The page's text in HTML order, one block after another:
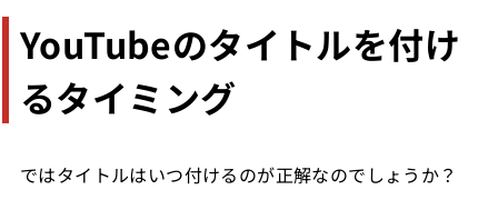
YouTubeのタイトルを付け
るタイミング
ではタイトルはいつ付けるのが正解なのでしょうか？